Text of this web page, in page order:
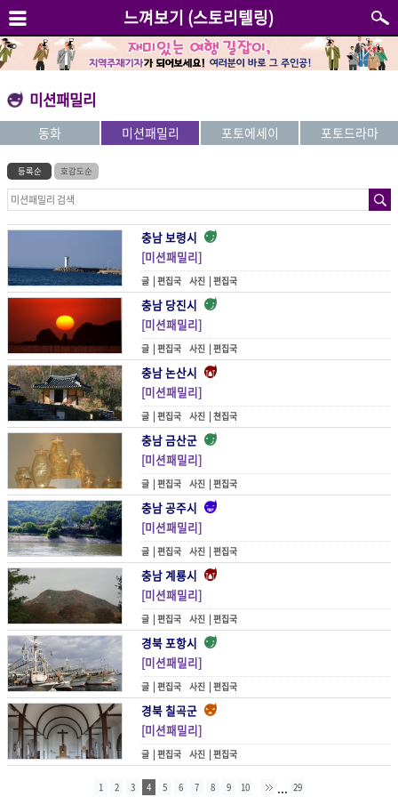
느껴보기 (스토리텔링)
미션패밀리
동화 미션패밀리 포토에세이 포토드라마
등록순 호감도순
충남 보령시
[미션패밀리]
글 |편집국 사진 |편집국
충남 당진시
[미션패밀리]
글 |편집국 사진 |편집국
충남 논산시
[미션패밀리]
글 |편집국 사진 |쳔집국
충남 금산군
[미션패밀리]
글 |편집국 사진 |편집국
충남 공주시
[미션패밀리]
글 |편집국 사진 |편집국
충남 계룡시
[미션패밀리]
글 |편집국 사진 |편집국
경북 포항시
[미션패밀리]
글 |편집국 사진 |편집국
경북 칠곡군
[미션패밀리]
글 |편집국 사진 |편집국
1 2 3 4 5 6 7 8 9 10 ... 29